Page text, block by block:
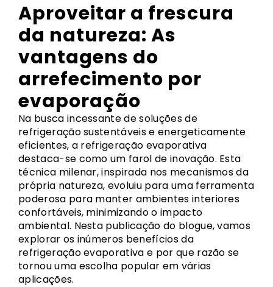
Aproveitar a frescura
da natureza: As
vantagens do
arrefecimento por
evaporação
Na busca incessante de soluções de
refrigeração sustentáveis e energeticamente
eficientes, a refrigeração evaporativa
destaca-se como um farol de inovação. Esta
técnica milenar, inspirada nos mecanismos da
própria natureza, evoluiu para uma ferramenta
poderosa para manter ambientes interiores
confortáveis, minimizando o impacto
ambiental. Nesta publicação do blogue, vamos
explorar os inúmeros benefícios da
refrigeração evaporativa e por que razão se
tornou uma escolha popular em várias
aplicações.